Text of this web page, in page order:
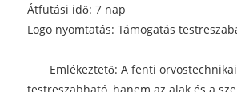
Átfutási idő: 7 nap
Logo nyomtatás: Támogatás
Emlékeztető: A fenti